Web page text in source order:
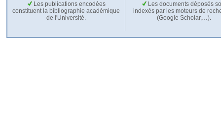
Les publications encodées
constituent la bibliographie académique
de l'Université.
Les documents déposés
indexés par les moteurs de
(Google Scholar,…).